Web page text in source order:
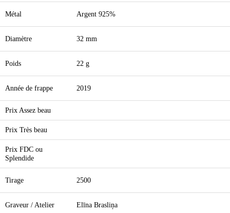
Métal Argent 925%
Diamètre 32 mm
Poids 22 g
Année de frappe 2019
Prix Assez beau
Prix Très beau
Prix FDC ou
Splendide
Tirage 2500
Graveur / Atelier Elīna Brasliņa